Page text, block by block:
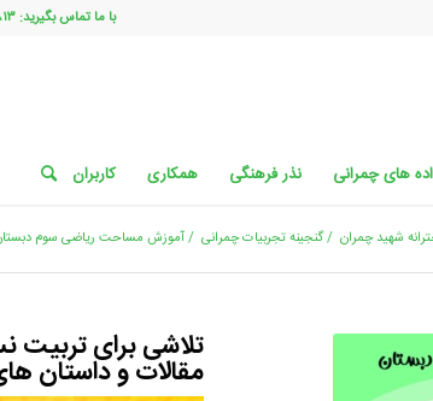
با ما تماس بگیرید: ۰۲۱۳۳۵۵۱۸۱۳
های چمرانی نذر فرهنگی همکاری کاربران
شهید چمران /گنجینه تجربیات چمرانی /آموزش مساحت ریاضی سوم
تلاشی برای
مقالات و داستان